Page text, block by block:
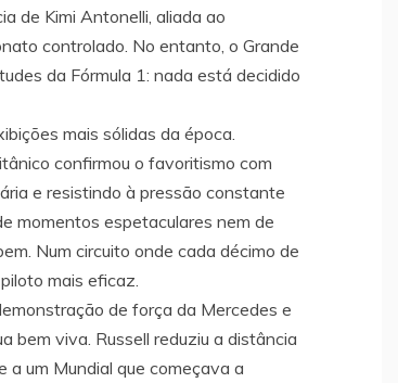
de Kimi Antonelli, aliada ao
controlado. No entanto, o Grande
da Fórmula 1: nada está decidido
mais sólidas da época.
confirmou o favoritismo com
e resistindo à pressão constante
momentos espetaculares nem de
Num circuito onde cada décimo de
mais eficaz.
de força da Mercedes e
bem viva. Russell reduziu a distância
um Mundial que começava a